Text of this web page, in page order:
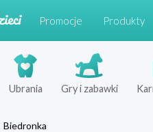
Promocje Produkty
Ubrania Gry i zabawki
Biedronka